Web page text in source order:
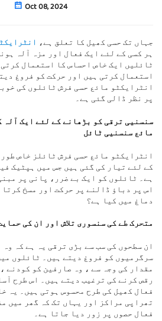
Oct 08, 2024
جہاں تک حسی کھیل کا تعلق ہے،
ہر کسی کے لئے ایک فعال اور مزہ آلہ
ٹائلیں ایک خاص احساس کا استعمال
استعمال کرتی ہیں اور حرکت کو فروغ
انٹرایکٹو مائع حسی فرش ٹائلوں کی
پر نظر ڈالی گئی ہے۔
سنسنیی ترقی کو بڑھانے کے لئے ایک
مائع سنسنیی ٹائل
انٹرایکٹو مائع حسی فرش ٹائلز خاص
کے لئے تیار کی گئی ہیں جس میں ہپٹیک
ہے۔ ٹائلوں کو ایک بے ضرر، پانی پر
اس پر دباؤ ڈالنے پر حرکت اور مسخ
دماغ میں کیا ہے؟
متحرک طے کی سنسوری تلاش اور ان کی
ان سطحوں کی سب سے بڑی ترقی یہ ہے کہ
سرگرمیوں کو فروغ دیتے ہیں۔ ٹائلوں
مقدار کی وجہ سے ، وہ صارفین کو کودنے
رقص کرنے کی ترغیب دیتے ہیں۔ اس طرح
فعال کھیل کی طرح محسوس ہوتی ہیں۔ یہ
تھراپی مراکز اور یہاں تک کہ گھر میں
فعال حصوں پر زور دیا جاتا ہے۔